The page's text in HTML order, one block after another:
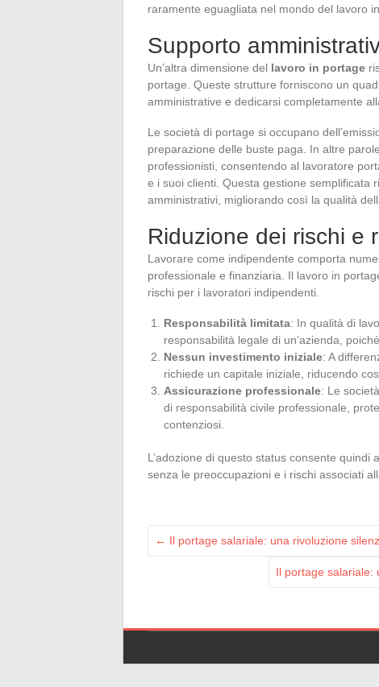
raramente eguagliata nel mondo del lavoro
Supporto
Un’altra dimensione del lavoro in portage
portage. Queste strutture forniscono un
amministrative e dedicarsi completamente
Le società di portage si occupano
preparazione delle buste paga. In altre
professionisti, consentendo al lavoratore
e i suoi clienti. Questa gestione semplificata
amministrativi, migliorando così la qualità
Riduzione dei rischi e
Lavorare come indipendente comporta
professionale e finanziaria. Il lavoro in
rischi per i lavoratori indipendenti.
Responsabilità limitata: In qualità di
responsabilità legale di un’azienda,
Nessun investimento iniziale: A
richiede un capitale iniziale, riducendo
Assicurazione professionale: Le
di responsabilità civile professionale,
contenziosi.
L’adozione di questo status consente
senza le preoccupazioni e i rischi associati
← Il portage salariale: una rivoluzione
Il portage salariale: